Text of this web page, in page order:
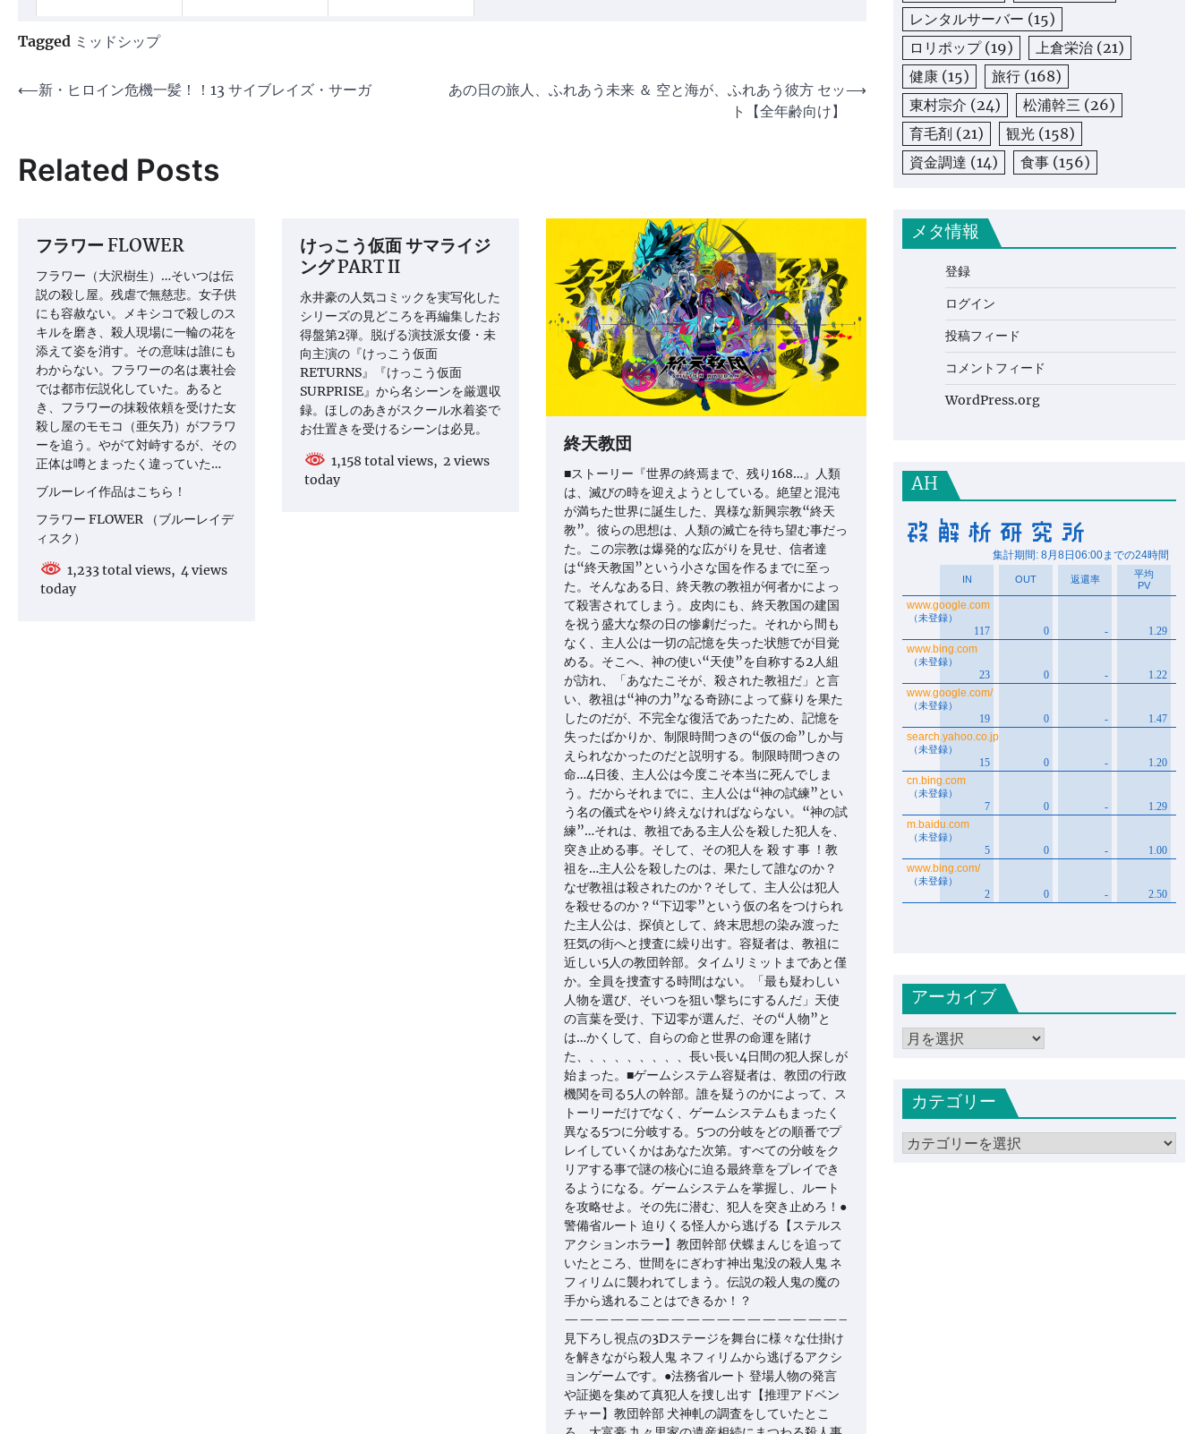
Tagged ミッドシップ
投
ビ
ョ
⟵新・ヒロイン危機一髪！！13 サイブレイズ・サーガ
あの日の旅人、ふれあう未来 ＆ 空と海が、ふれあう彼方 セッ
ト【全年齢向け】
⟶
Related Posts
フラワー FLOWER
フラワー（大沢樹生）…そいつは伝
説の殺し屋。残虐で無慈悲。女子供
にも容赦ない。メキシコで殺しのス
キルを磨き、殺人現場に一輪の花を
添えて姿を消す。その意味は誰にも
わからない。フラワーの名は裏社会
では都市伝説化していた。あると
き、フラワーの抹殺依頼を受けた女
殺し屋のモモコ（亜矢乃）がフラワ
ーを追う。やがて対峙するが、その
正体は噂とまったく違っていた…
ブルーレイ作品はこちら！
フラワー FLOWER （ブルーレイデ
ィスク）
1,233 total views, 4 views
today
けっこう仮面 サマライジ
ング PART II
永井豪の人気コミックを実写化した
シリーズの見どころを再編集したお
得盤第2弾。脱げる演技派女優・未
向主演の『けっこう仮面
RETURNS』『けっこう仮面
SURPRISE』から名シーンを厳選収
録。ほしのあきがスクール水着姿で
お仕置きを受けるシーンは必見。
1,158 total views, 2 views
today
終天教団
■ストーリー『世界の終焉まで、残り168…』人類
は、滅びの時を迎えようとしている。絶望と混沌
が満ちた世界に誕生した、異様な新興宗教“終天
教”。彼らの思想は、人類の滅亡を待ち望む事だっ
た。この宗教は爆発的な広がりを見せ、信者達
は“終天教国”という小さな国を作るまでに至っ
た。そんなある日、終天教の教祖が何者かによっ
て殺害されてしまう。皮肉にも、終天教国の建国
を祝う盛大な祭の日の惨劇だった。それから間も
なく、主人公は一切の記憶を失った状態でが目覚
める。そこへ、神の使い“天使”を自称する2人組
が訪れ、「あなたこそが、殺された教祖だ」と言
い、教祖は“神の力”なる奇跡によって蘇りを果た
したのだが、不完全な復活であったため、記憶を
失ったばかりか、制限時間つきの“仮の命”しか与
えられなかったのだと説明する。制限時間つきの
命…4日後、主人公は今度こそ本当に死んでしま
う。だからそれまでに、主人公は“神の試練”とい
う名の儀式をやり終えなければならない。“神の試
練”…それは、教祖である主人公を殺した犯人を、
突き止める事。そして、その犯人を 殺 す 事 ！教
祖を…主人公を殺したのは、果たして誰なのか？
なぜ教祖は殺されたのか？そして、主人公は犯人
を殺せるのか？“下辺零”という仮の名をつけられ
た主人公は、探偵として、終末思想の染み渡った
狂気の街へと捜査に繰り出す。容疑者は、教祖に
近しい5人の教団幹部。タイムリミットまであと僅
か。全員を捜査する時間はない。「最も疑わしい
人物を選び、そいつを狙い撃ちにするんだ」天使
の言葉を受け、下辺零が選んだ、その“人物”と
は…かくして、自らの命と世界の命運を賭け
た、、、、、、、、、長い長い4日間の犯人探しが
始まった。■ゲームシステム容疑者は、教団の行政
機関を司る5人の幹部。誰を疑うのかによって、ス
トーリーだけでなく、ゲームシステムもまったく
異なる5つに分岐する。5つの分岐をどの順番でプ
レイしていくかはあなた次第。すべての分岐をク
リアする事で謎の核心に迫る最終章をプレイでき
るようになる。ゲームシステムを掌握し、ルート
を攻略せよ。その先に潜む、犯人を突き止めろ！●
警備省ルート 迫りくる怪人から逃げる【ステルス
アクションホラー】教団幹部 伏蝶まんじを追って
いたところ、世間をにぎわす神出鬼没の殺人鬼 ネ
フィリムに襲われてしまう。伝説の殺人鬼の魔の
手から逃れることはできるか！？
——————————————————–
見下ろし視点の3Dステージを舞台に様々な仕掛け
を解きながら殺人鬼 ネフィリムから逃げるアクシ
ョンゲームです。●法務省ルート 登場人物の発言
や証拠を集めて真犯人を捜し出す【推理アドベン
チャー】教団幹部 犬神軋の調査をしていたとこ
レンタルサーバー (15)
ロリポップ(19) 上倉栄治 (21)
健康 (15) 旅行 (168)
東村宗介 (24) 松浦幹三 (26)
育毛剤 (21) 観光 (158)
資金調達 (14) 食事 (156)
メタ情報
登録
ログイン
投稿フィード
コメントフィード
WordPress.org
AH
アーカイブ
ア
イ
ブ
カテゴリー
カ